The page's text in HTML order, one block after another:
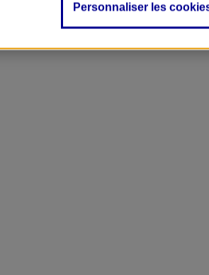
Personnaliser les